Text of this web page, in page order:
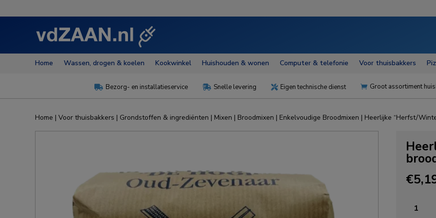
Home Wassen, drogen & koelen Kookwinkel Huishouden & wonen Computer & telefonie Voor thuisbakkers
 Bezorg- en installatieservice  Snelle levering  Eigen technische dienst  Groot assortiment
Home | Voor thuisbakkers | Grondstoffen & ingrediënten | Mixen | Broodmixen | Enkelvoudige Broodmixen | Heerlijke “Herfst/
€